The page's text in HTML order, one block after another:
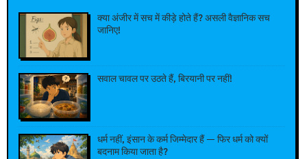
क्या अंजीर में सच में कीड़े होते हैं? असली वैज्ञानिक सच
जानिए!
सवाल चावल पर उठते हैं, बिरयानी पर नहीं!
धर्म नहीं, इंसान के कर्म जिम्मेदार हैं — फिर धर्म को क्यों
बदनाम किया जाता है?